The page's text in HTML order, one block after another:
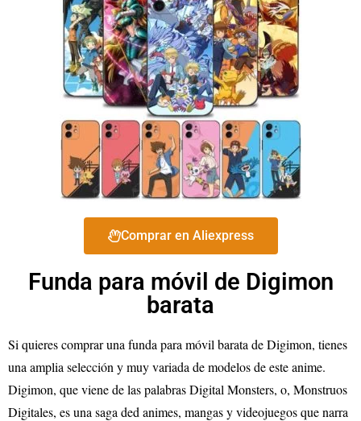
Comprar en Aliexpress
Funda para móvil de Digimon
barata
Si quieres comprar una funda para móvil barata de Digimon, tienes
una amplia selección y muy variada de modelos de este anime.
Digimon, que viene de las palabras Digital Monsters, o, Monstruos
Digitales, es una saga ded animes, mangas y videojuegos que narra